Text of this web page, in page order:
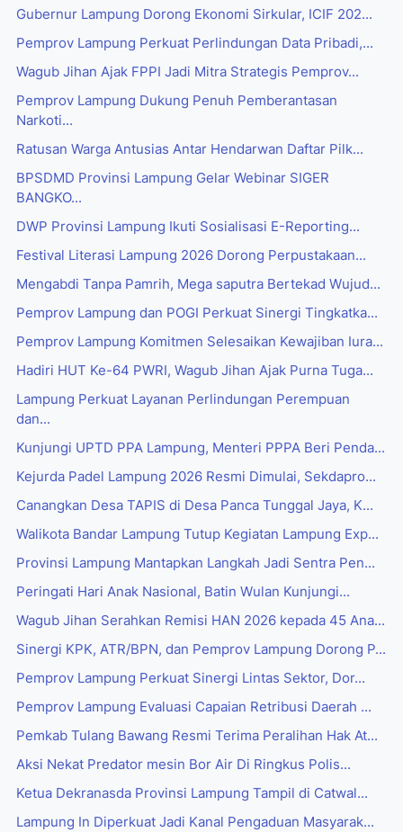
Gubernur Lampung Dorong Ekonomi Sirkular, ICIF 202...
Pemprov Lampung Perkuat Perlindungan Data Pribadi,...
Wagub Jihan Ajak FPPI Jadi Mitra Strategis Pemprov...
Pemprov Lampung Dukung Penuh Pemberantasan
Narkoti...
Ratusan Warga Antusias Antar Hendarwan Daftar Pilk...
BPSDMD Provinsi Lampung Gelar Webinar SIGER
BANGKO...
DWP Provinsi Lampung Ikuti Sosialisasi E-Reporting...
Festival Literasi Lampung 2026 Dorong Perpustakaan...
Mengabdi Tanpa Pamrih, Mega saputra Bertekad Wujud...
Pemprov Lampung dan POGI Perkuat Sinergi Tingkatka...
Pemprov Lampung Komitmen Selesaikan Kewajiban Iura...
Hadiri HUT Ke-64 PWRI, Wagub Jihan Ajak Purna Tuga...
Lampung Perkuat Layanan Perlindungan Perempuan
dan...
Kunjungi UPTD PPA Lampung, Menteri PPPA Beri Penda...
Kejurda Padel Lampung 2026 Resmi Dimulai, Sekdapro...
Canangkan Desa TAPIS di Desa Panca Tunggal Jaya, K...
Walikota Bandar Lampung Tutup Kegiatan Lampung Exp...
Provinsi Lampung Mantapkan Langkah Jadi Sentra Pen...
Peringati Hari Anak Nasional, Batin Wulan Kunjungi...
Wagub Jihan Serahkan Remisi HAN 2026 kepada 45 Ana...
Sinergi KPK, ATR/BPN, dan Pemprov Lampung Dorong P...
Pemprov Lampung Perkuat Sinergi Lintas Sektor, Dor...
Pemprov Lampung Evaluasi Capaian Retribusi Daerah ...
Pemkab Tulang Bawang Resmi Terima Peralihan Hak At...
Aksi Nekat Predator mesin Bor Air Di Ringkus Polis...
Ketua Dekranasda Provinsi Lampung Tampil di Catwal...
Lampung In Diperkuat Jadi Kanal Pengaduan Masyarak...